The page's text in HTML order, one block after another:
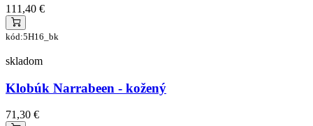
111,40 €
kód:5H16_bk
skladom
Klobúk Narrabeen - kožený
71,30 €